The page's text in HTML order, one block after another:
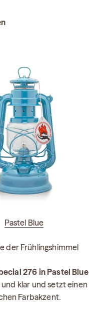
Pastel Blue
der Frühlingshimmel
276 in Pastel Blue
klar und setzt einen
Farbakzent.